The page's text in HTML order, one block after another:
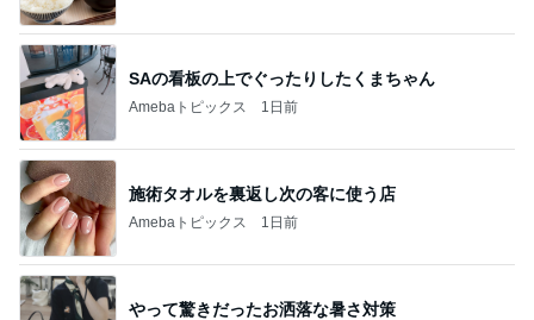
SAの看板の上でぐったりしたくまちゃん
Amebaトピックス 1日前
施術タオルを裏返し次の客に使う店
Amebaトピックス 1日前
やって驚きだったお洒落な暑さ対策